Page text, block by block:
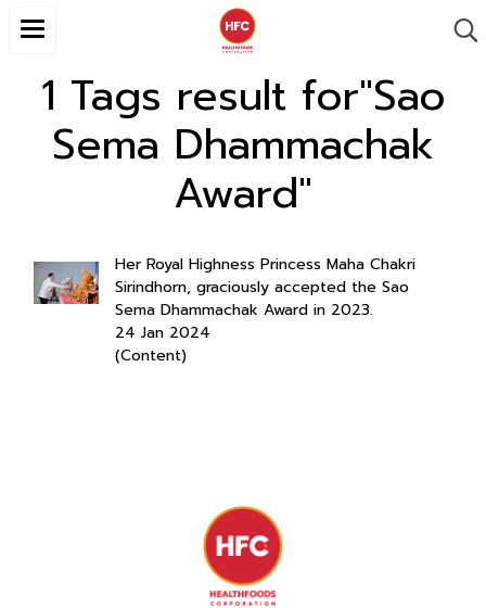
1 Tags result for"Sao
Sema Dhammachak
Award"
Her Royal Highness Princess Maha Chakri
Sirindhorn, graciously accepted the Sao
Sema Dhammachak Award in 2023.
24 Jan 2024
(Content)